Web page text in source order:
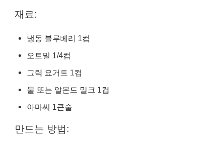
재료:
냉동 블루베리 1컵
오트밀 1/4컵
그릭 요거트 1컵
물 또는 알몬드 밀크 1컵
아마씨 1큰술
만드는 방법: